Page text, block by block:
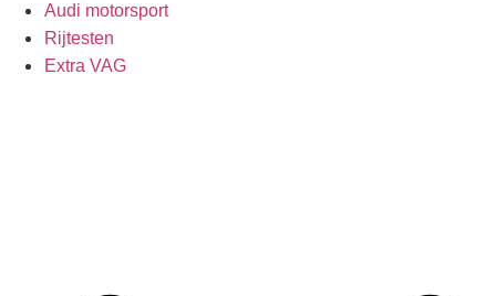
Audi motorsport
Rijtesten
Extra VAG